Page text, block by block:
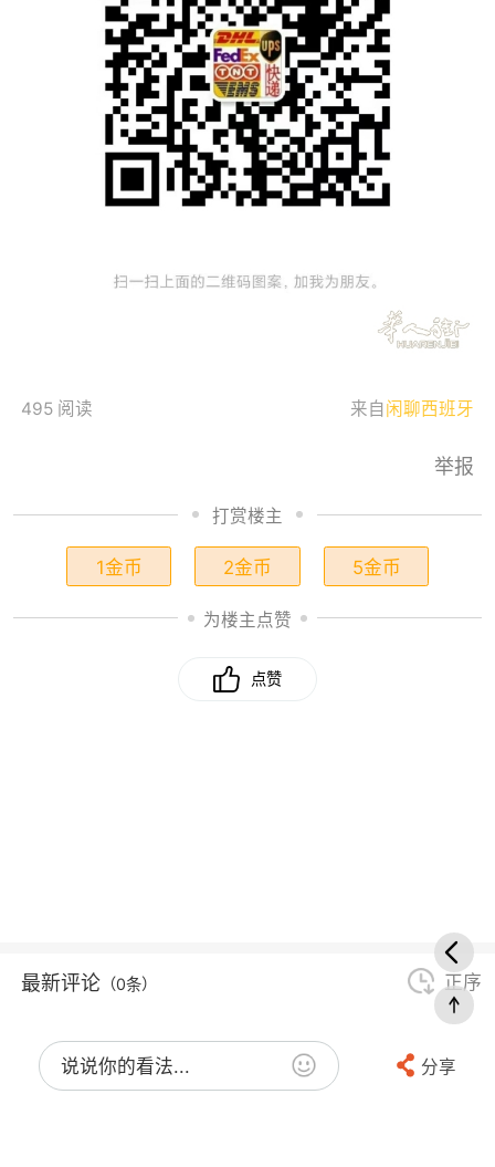
495 阅读 来自 闲聊西班牙
举报
打赏楼主
1金币 2金币 5金币
为楼主点赞
点赞
最新评论 （0条） 正序
说说你的看法... 分享